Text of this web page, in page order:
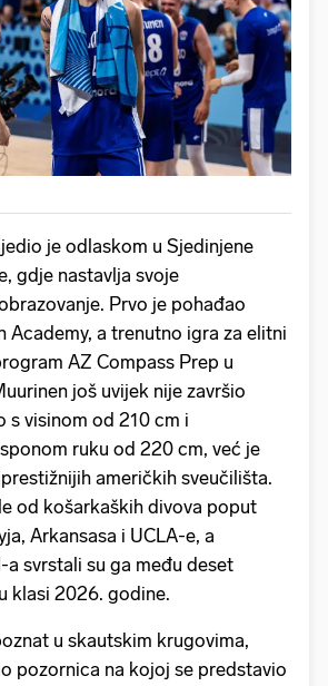
je odlaskom u Sjedinjene
gdje nastavlja svoje
Prvo je pohađao
Academy, a trenutno igra za elitni
AZ Compass Prep u
još uvijek nije završio
s visinom od 210 cm i
ruku od 220 cm, već je
američkih sveučilišta.
od košarkaških divova poput
Arkansasa i UCLA-e, a
a svrstali su ga među deset
klasi 2026. godine.
u skautskim krugovima,
pozornica na kojoj se predstavio